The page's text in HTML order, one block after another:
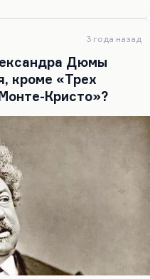
А вот, кстати
портреты из
по-моему,
3 года назад
Дюмы
кроме «Трех
Кристо»?